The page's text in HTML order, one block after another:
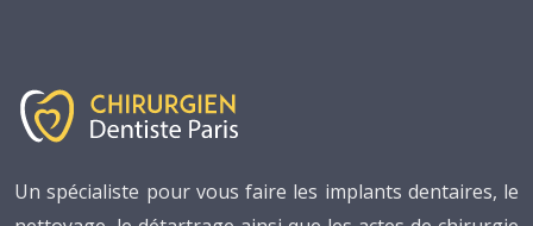
Un spécialiste pour vous faire les implants dentaires, le